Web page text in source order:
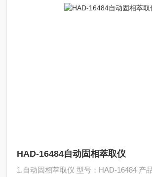
HAD-16484自动固相萃取仪
1.自动固相萃取仪 型号：HAD-16484 产